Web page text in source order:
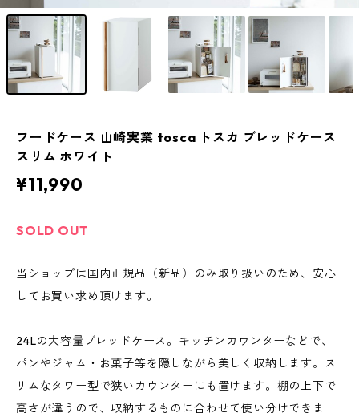
フードケース 山崎実業 tosca トスカ ブレッドケース
スリム ホワイト
¥11,990
SOLD OUT
当ショップは国内正規品（新品）のみ取り扱いのため、安心
してお買い求め頂けます。
24Lの大容量ブレッドケース。キッチンカウンターなどで、
パンやジャム・お菓子等を隠しながら美しく収納します。ス
リムなタワー型で狭いカウンターにも置けます。棚の上下で
高さが違うので、収納するものに合わせて使い分けできま